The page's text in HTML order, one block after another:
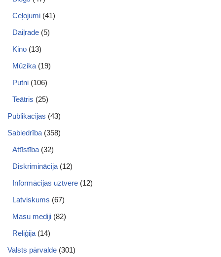
Ceļojumi (41)
Daiļrade (5)
Kino (13)
Mūzika (19)
Putni (106)
Teātris (25)
Publikācijas (43)
Sabiedrība (358)
Attīstība (32)
Diskriminācija (12)
Informācijas uztvere (12)
Latviskums (67)
Masu mediji (82)
Reliģija (14)
Valsts pārvalde (301)